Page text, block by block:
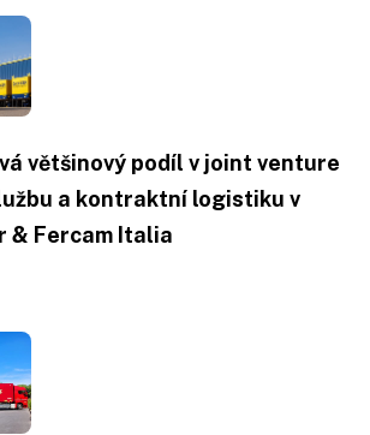
většinový podíl v joint venture
a kontraktní logistiku v
& Fercam Italia